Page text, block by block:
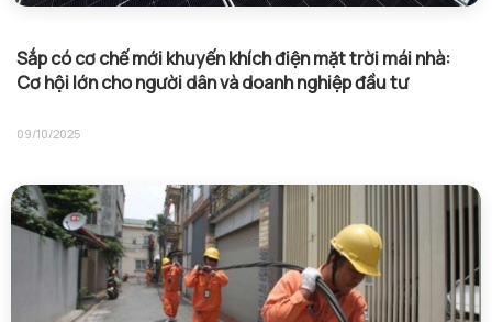
Sắp có cơ chế mới khuyến khích điện mặt trời mái nhà:
Cơ hội lớn cho người dân và doanh nghiệp đầu tư
09/10/2025